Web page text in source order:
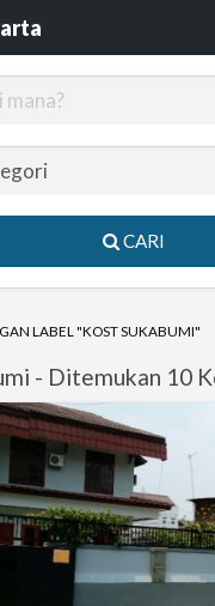
CARI
LABEL "KOST SUKABUMI"
- Ditemukan 10